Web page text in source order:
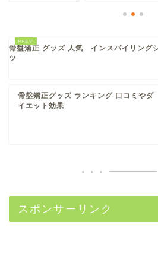
骨盤矯正 グッズ 人気 インスパイリング
ツ
骨盤矯正グッズ ランキング 口コミやダ
イエット効果
スポンサーリンク